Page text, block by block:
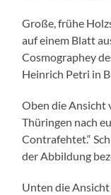
Große, frühe
auf einem Blatt
Cosmographey
Heinrich Petri in
Oben die Ansicht
Thüringen nach
Contrafehtet.“
der Abbildung
Unten die